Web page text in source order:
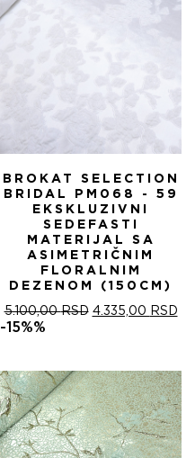
BROKAT SELECTION
BRIDAL PM068 - 59
EKSKLUZIVNI
SEDEFASTI
MATERIJAL SA
ASIMETRIČNIM
FLORALNIM
DEZENOM (150CM)
5.100,00RSD ОРИГИНАЛНА
5.100,00 RSD.
4.335,00 RSD
-15%%